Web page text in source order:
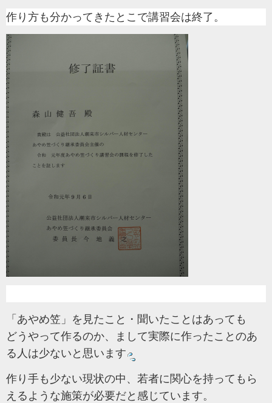
作り方も分かってきたとこで講習会は終了。
「あやめ笠」を見たこと・聞いたことはあっても
どうやって作るのか、まして実際に作ったことのあ
る人は少ないと思います
作り手も少ない現状の中、若者に関心を持ってもら
えるような施策が必要だと感じています。